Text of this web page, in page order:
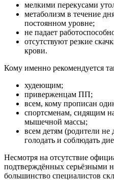
мелкими перекусами
метаболизм в течение
постоянном уровне;
не падает
отсутствуют резкие
крови.
Кому именно рекомендуется
худеющим;
приверженцам ПП;
всем, кому прописан
спортсменам, сидящим
мышечной массы;
всем детям (родители
голодать и соблюдать
Несмотря на отсутствие
подтверждённых серьёзными
большинство специалистов